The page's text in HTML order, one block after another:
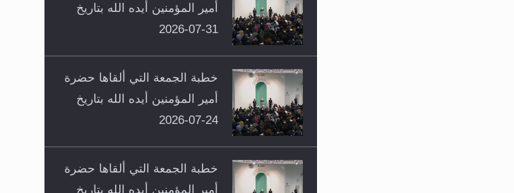
أمير المؤمنين أيده الله بتاريخ
31-07-2026
خطبة الجمعة التي ألقاها حضرة
أمير المؤمنين أيده الله بتاريخ
24-07-2026
خطبة الجمعة التي ألقاها حضرة
أمير المؤمنين أيده الله بتاريخ